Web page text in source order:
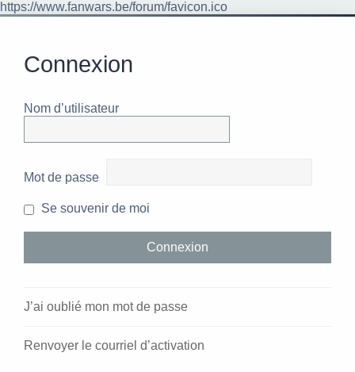
https://www.fanwars.be/forum/favicon.ico
Connexion
Nom d’utilisateur
Mot de passe
Se souvenir de moi
J’ai oublié mon mot de passe
Renvoyer le courriel d’activation